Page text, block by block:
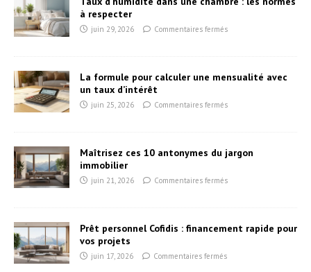
à respecter
juin 29, 2026 Commentaires fermés
La formule pour calculer une mensualité avec
un taux d’intérêt
juin 25, 2026 Commentaires fermés
Maîtrisez ces 10 antonymes du jargon
immobilier
juin 21, 2026 Commentaires fermés
Prêt personnel Cofidis : financement rapide pour
vos projets
juin 17, 2026 Commentaires fermés